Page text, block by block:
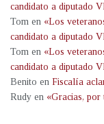
candidato a diputado
Tom en «Los
candidato a diputado
Tom en «Los
candidato a diputado
Benito en Fiscalía
Rudy en «Gracias,